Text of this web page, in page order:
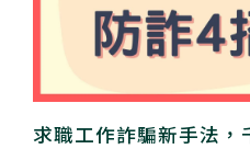
求職工作詐騙新手法